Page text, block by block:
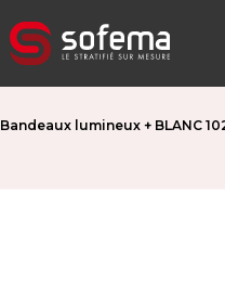
Bandeaux lumineux + BLANC